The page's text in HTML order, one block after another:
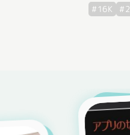
#16K